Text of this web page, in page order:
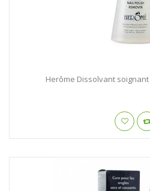
Herôme Dissolvant